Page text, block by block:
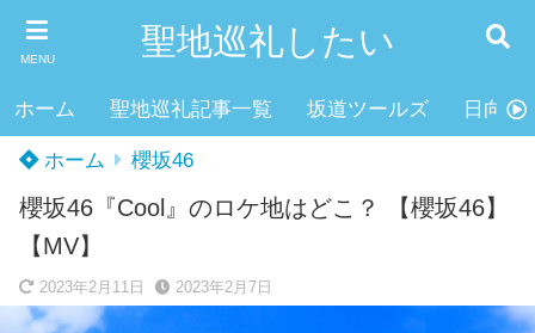
MENU 聖地巡礼したい
ホーム 聖地巡礼記事一覧 坂道ツールズ 日向坂
ホーム 櫻坂46
櫻坂46『Cool』のロケ地はどこ？ 【櫻坂46】
【MV】
2023年2月11日 2023年2月7日